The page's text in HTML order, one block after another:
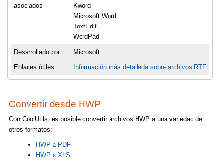
asociados
Kword
Microsoft Word
TextEdit
WordPad
Desarrollado por Microsoft
Enlaces útiles Información más detallada sobre archivos RTF
Convertir desde HWP
Con CoolUtils, es posible convertir archivos HWP a una variedad de
otros formatos:
HWP a PDF
HWP a XLS